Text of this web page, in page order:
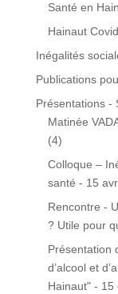
Santé en
Hainaut
Inégalités
Publications
Présentations -
Matinée
(4)
Colloque –
santé - 15
Rencontre -
? Utile pour
Présentation
d’alcool et
Hainaut" - 15